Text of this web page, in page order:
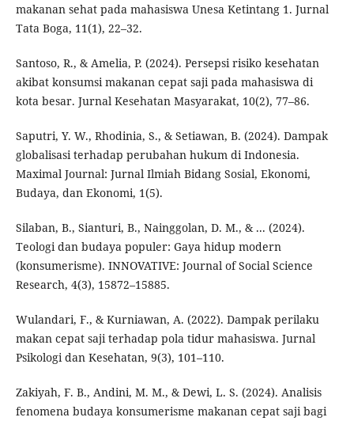
makanan sehat pada mahasiswa Unesa Ketintang 1. Jurnal
Tata Boga, 11(1), 22–32.
Santoso, R., & Amelia, P. (2024). Persepsi risiko kesehatan
akibat konsumsi makanan cepat saji pada mahasiswa di
kota besar. Jurnal Kesehatan Masyarakat, 10(2), 77–86.
Saputri, Y. W., Rhodinia, S., & Setiawan, B. (2024). Dampak
globalisasi terhadap perubahan hukum di Indonesia.
Maximal Journal: Jurnal Ilmiah Bidang Sosial, Ekonomi,
Budaya, dan Ekonomi, 1(5).
Silaban, B., Sianturi, B., Nainggolan, D. M., & ... (2024).
Teologi dan budaya populer: Gaya hidup modern
(konsumerisme). INNOVATIVE: Journal of Social Science
Research, 4(3), 15872–15885.
Wulandari, F., & Kurniawan, A. (2022). Dampak perilaku
makan cepat saji terhadap pola tidur mahasiswa. Jurnal
Psikologi dan Kesehatan, 9(3), 101–110.
Zakiyah, F. B., Andini, M. M., & Dewi, L. S. (2024). Analisis
fenomena budaya konsumerisme makanan cepat saji bagi